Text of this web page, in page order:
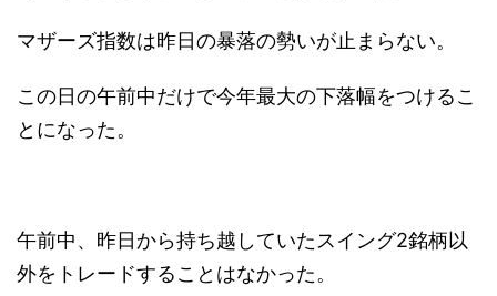
マザーズ指数は昨日の暴落の勢いが止まらない。
この日の午前中だけで今年最大の下落幅をつけるこ
とになった。
午前中、昨日から持ち越していたスイング2銘柄以
外をトレードすることはなかった。